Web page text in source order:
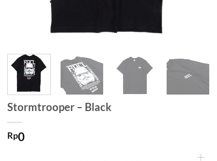
Stormtrooper – Black
Rp0